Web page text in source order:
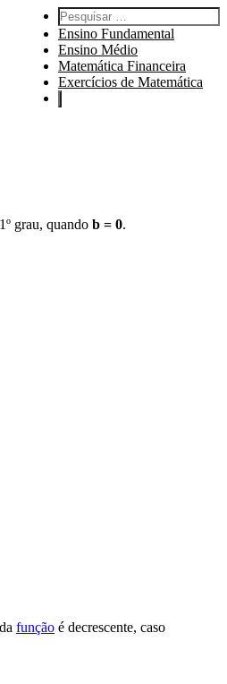
Pesquisar por:
Ensino Fundamental
Ensino Médio
Matemática Financeira
Exercícios de Matemática
grau, quando b = 0.
função é decrescente, caso